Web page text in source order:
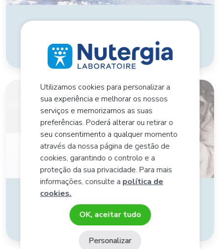
conforto articular
Depois das festas, chega a hora de
desintoxicar
Utilizamos cookies para personalizar a
sua experiência e melhorar os nossos
serviços e memorizamos as suas
preferências. Poderá alterar ou retirar o
seu consentimento a qualquer momento
através da nossa página de gestão de
cookies, garantindo o controlo e a
proteção da sua privacidade. Para mais
informações, consulte a política de
cookies.
OK, aceitar tudo
Personalizar